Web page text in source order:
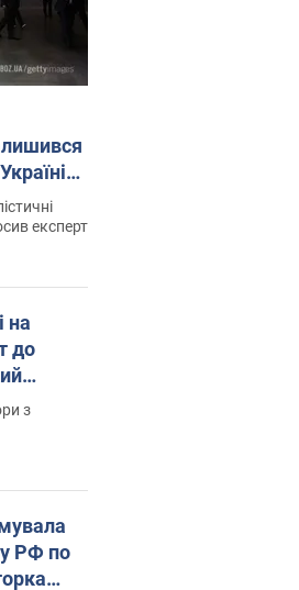
експерт
на
до
з
РФ по